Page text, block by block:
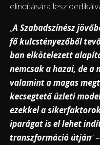
elindítására lesz
„A Szabadszínész
fő kulcstényezőből
ban elkötelezett
nemcsak a hazai, de a
valamint a magas
kecsegtető üzleti
ezekkel a
iparágat is el lehet
transzformáció útján”